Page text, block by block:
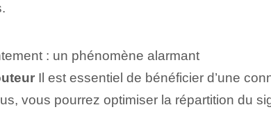
: un phénomène alarmant
Il est essentiel de bénéficier d’une
vous pourrez optimiser la répartition du